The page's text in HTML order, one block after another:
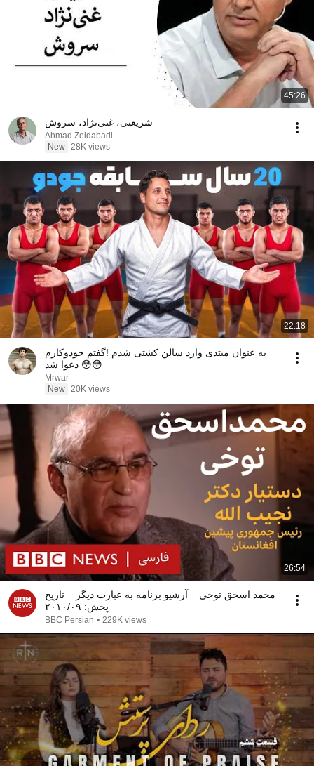
45:26
شریعتی، غنی‌نژاد، سروش
Ahmad Zeidabadi
New 28K views
22:18
به عنوان مبتدی وارد سالن کشتی شدم !گفتم جودوکارم
دعوا شد 😳😳
Mrwar
New 20K views
26:54
محمد اسحق توخی _ آرشیو برنامه به عبارت دیگر _ تاریخ
پخش: ۲۰۱۰/۰۹
BBC Persian • 229K views